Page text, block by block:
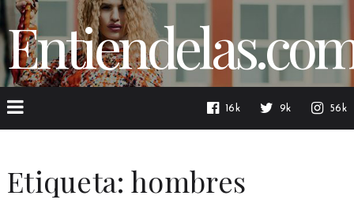
16k 9k 56k
Etiqueta: hombres